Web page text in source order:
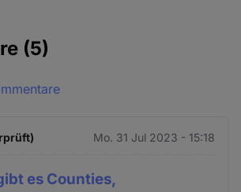
(5)
Mo. 31 Jul 2023 - 15:18
es Counties,